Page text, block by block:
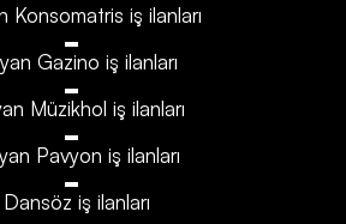
Konsomatris iş ilanları
Gazino iş ilanları
Müzikhol iş ilanları
Pavyon iş ilanları
Dansöz iş ilanları